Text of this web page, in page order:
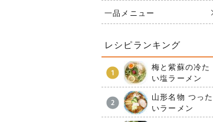
一品メニュー
レシピランキング
梅と紫蘇の冷た
い塩ラーメン
山形名物 つった
いラーメン